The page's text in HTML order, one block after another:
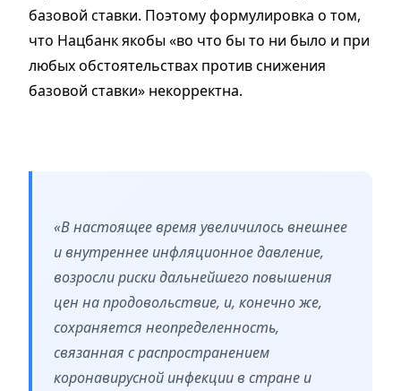
базовой ставки. Поэтому формулировка о том,
что Нацбанк якобы «во что бы то ни было и при
любых обстоятельствах против снижения
базовой ставки» некорректна.
«В настоящее время увеличилось внешнее
и внутреннее инфляционное давление,
возросли риски дальнейшего повышения
цен на продовольствие, и, конечно же,
сохраняется неопределенность,
связанная с распространением
коронавирусной инфекции в стране и